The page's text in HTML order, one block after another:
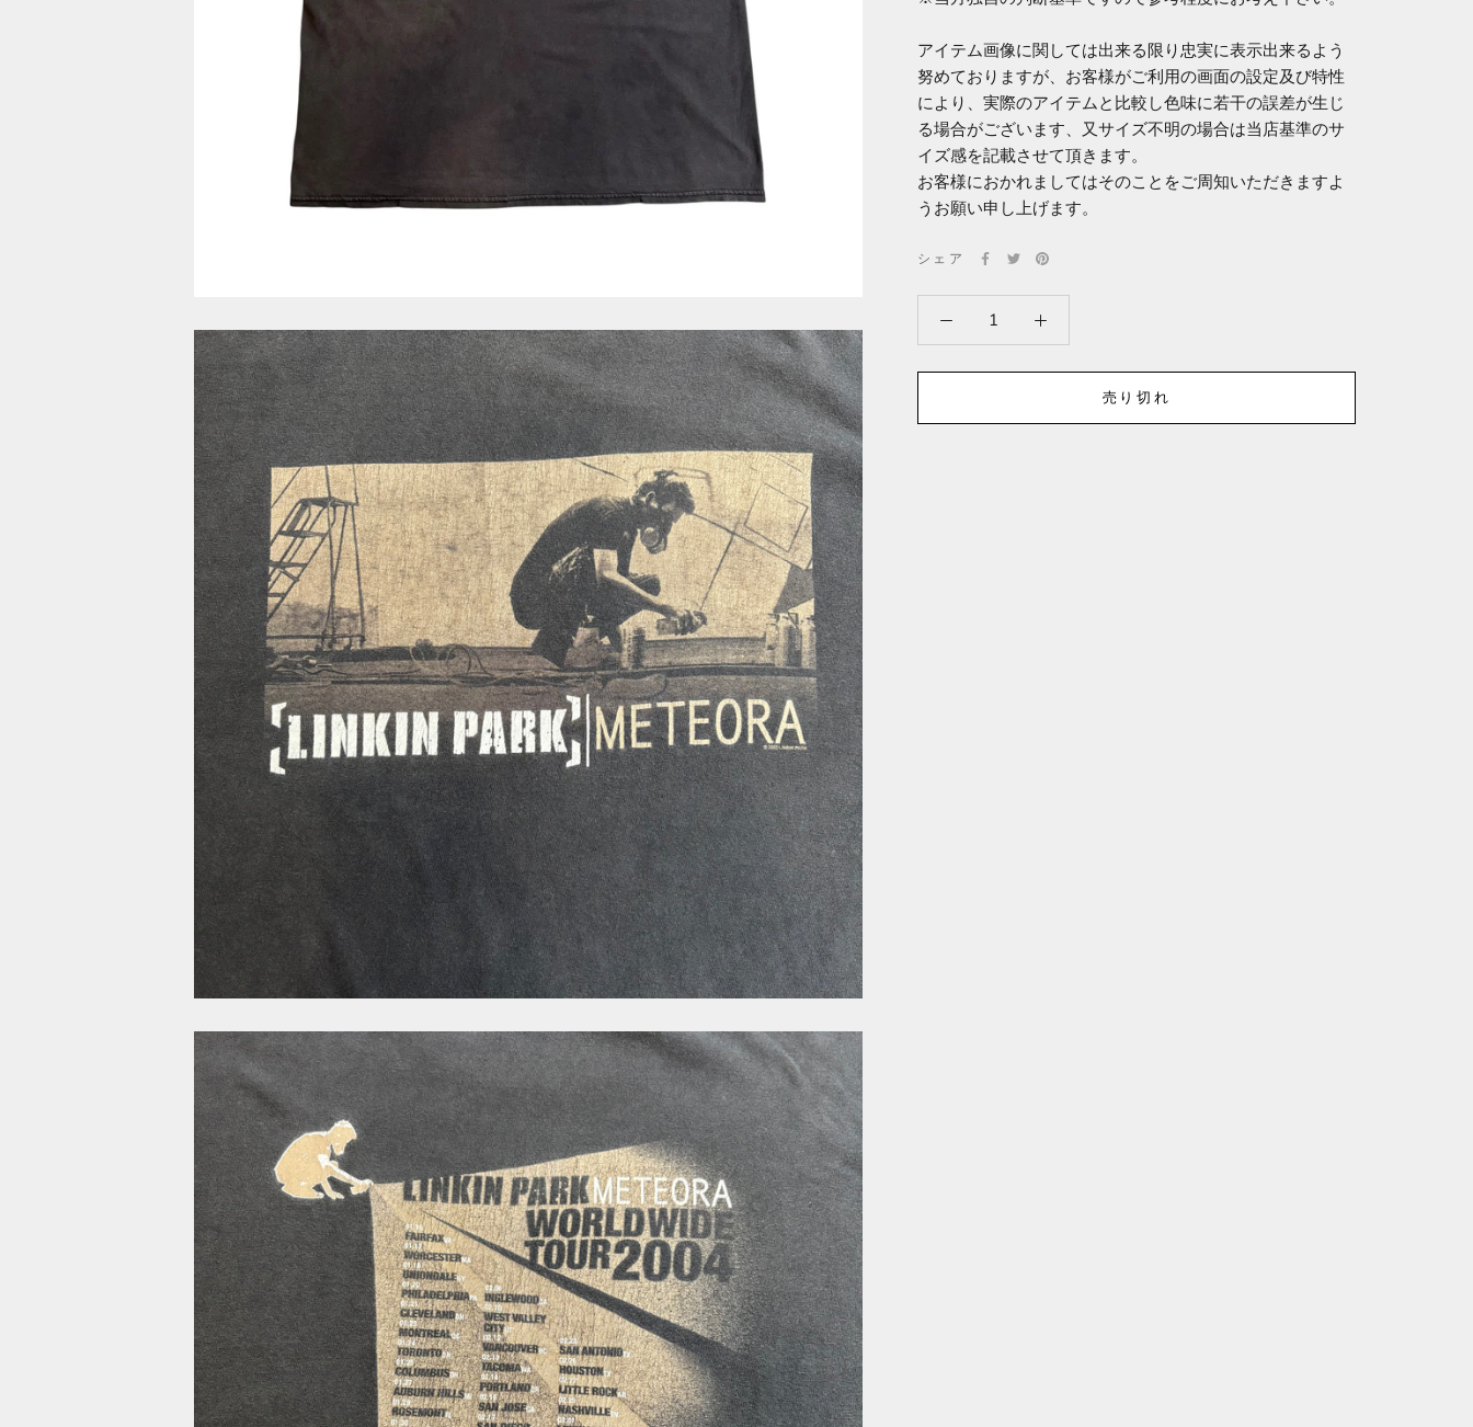
アイテム画像に関しては出来る限り忠実に表示出来るよう
努めておりますが、お客様がご利用の画面の設定及び特性
により、実際のアイテムと比較し色味に若干の誤差が生じ
る場合がございます、又サイズ不明の場合は当店基準のサ
イズ感を記載させて頂きます。
お客様におかれましてはそのことをご周知いただきますよ
うお願い申し上げます。
シェア
売り切れ